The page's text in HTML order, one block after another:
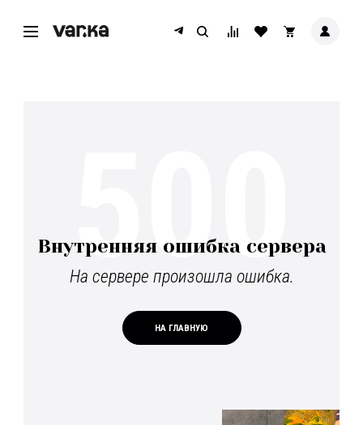
Внутренняя ошибка сервера
На сервере произошла ошибка.
НА ГЛАВНУЮ
500